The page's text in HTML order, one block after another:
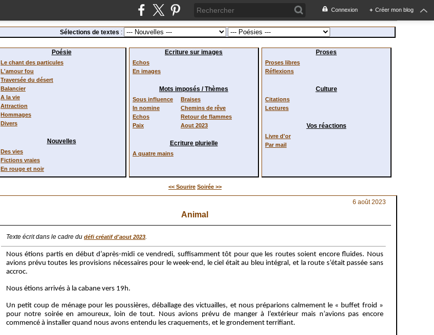
Connexion + Créer mon blog
Sélections de textes :
Poésie
Le chant des particules
L'amour fou
Traversée du désert
Balancier
A la vie
Attraction
Hommages
Divers
Nouvelles
Des vies
Fictions vraies
En rouge et noir
Ecriture sur images
Echos
En images
Mots imposés / Thèmes
Sous influence
In nomine
Echos
Paix
Braises
Chemins de rêve
Retour de flammes
Aout 2023
Ecriture plurielle
A quatre mains
Proses
Proses libres
Réflexions
Culture
Citations
Lectures
Vos réactions
Livre d'or
Par mail
<< Sourire Soirée >>
6 août 2023
Animal
Texte écrit dans le cadre du défi créatif d'aout 2023
Nous étions partis en début d’après-midi ce vendredi, suffisamment tôt pour que les routes soient encore fluides. Nous
avions prévu toutes les provisions nécessaires pour le week-end, le ciel était au bleu intégral, et la route s’était passée sans
accroc.
Nous étions arrivés à la cabane vers 19h.
Un petit coup de ménage pour les poussières, déballage des victuailles, et nous préparions calmement le « buffet froid »
pour notre soirée en amoureux, loin de tout. Nous avions prévu de manger à l’extérieur mais n’avions pas encore
commencé à installer quand nous avons entendu les craquements, et le grondement terrifiant.